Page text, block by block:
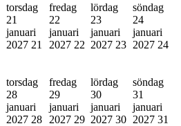
torsdag
21
januari
2027 21
fredag
22
januari
2027 22
lördag
23
januari
2027 23
söndag
24
januari
2027 24
torsdag
28
januari
2027 28
fredag
29
januari
2027 29
lördag
30
januari
2027 30
söndag
31
januari
2027 31